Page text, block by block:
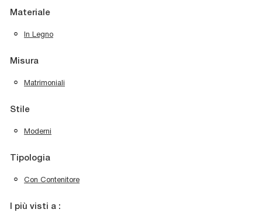
Materiale
In Legno
Misura
Matrimoniali
Stile
Moderni
Tipologia
Con Contenitore
I più visti a :